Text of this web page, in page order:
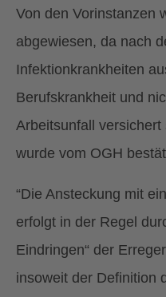
Von den Vorinstanzen
abgewiesen, da nach
Infektionkrankheiten
Berufskrankheit und
Arbeitsunfall
wurde vom OGH
“Die Ansteckung mit
erfolgt in der Regel
Eindringen“ der
insoweit der Definition